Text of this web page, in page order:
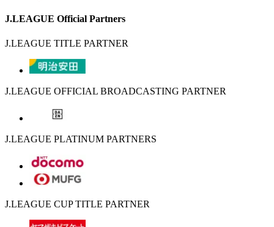
J.LEAGUE Official Partners
J.LEAGUE TITLE PARTNER
J.LEAGUE OFFICIAL BROADCASTING PARTNER
J.LEAGUE PLATINUM PARTNERS
J.LEAGUE CUP TITLE PARTNER